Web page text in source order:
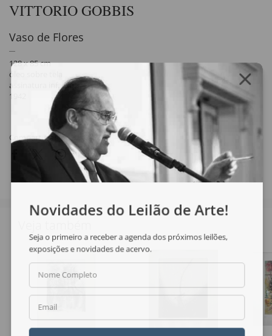
VITTORIO GOBBIS
Vaso de Flores
128 x 85 cm
óleo sobre tela
assinatura inf. esq.
1942
Compartilhar
Novidades do Leilão de Arte!
Seja o primeiro a receber a agenda dos próximos leilões,
exposições e novidades de acervo.
Nome Completo
Email